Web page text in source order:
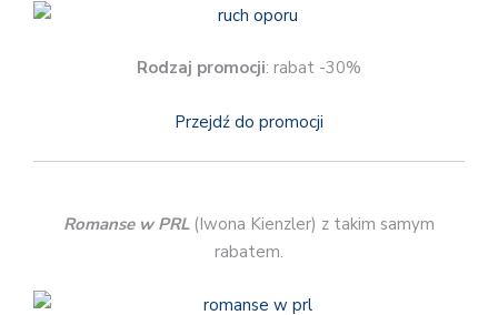
Rodzaj promocji: rabat -30%
Przejdź do promocji
Romanse w PRL(Iwona Kienzler) z takim samym
rabatem.